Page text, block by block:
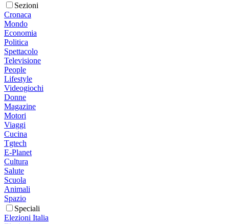
Sezioni
Cronaca
Mondo
Economia
Politica
Spettacolo
Televisione
People
Lifestyle
Videogiochi
Donne
Magazine
Motori
Viaggi
Cucina
Tgtech
E-Planet
Cultura
Salute
Scuola
Animali
Spazio
Speciali
Elezioni Italia